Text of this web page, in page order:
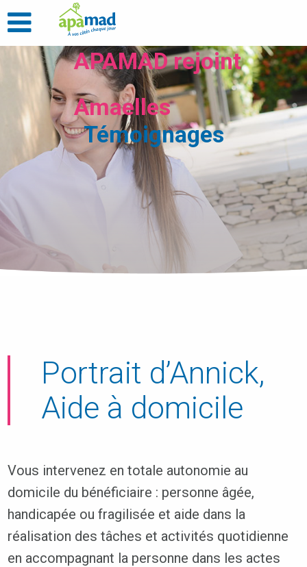
APAMAD rejoint
Amaelles
Témoignages
Portrait d’Annick,
Aide à domicile
Vous intervenez en totale autonomie au
domicile du bénéficiaire : personne âgée,
handicapée ou fragilisée et aide dans la
réalisation des tâches et activités quotidienne
en accompagnant la personne dans les actes